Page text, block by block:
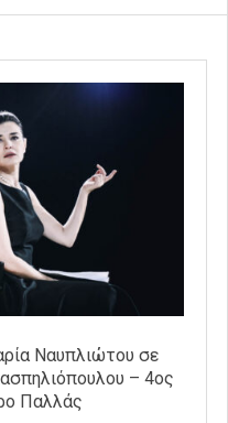
Ναυπλιώτου σε
– 4ος
Παλλάς